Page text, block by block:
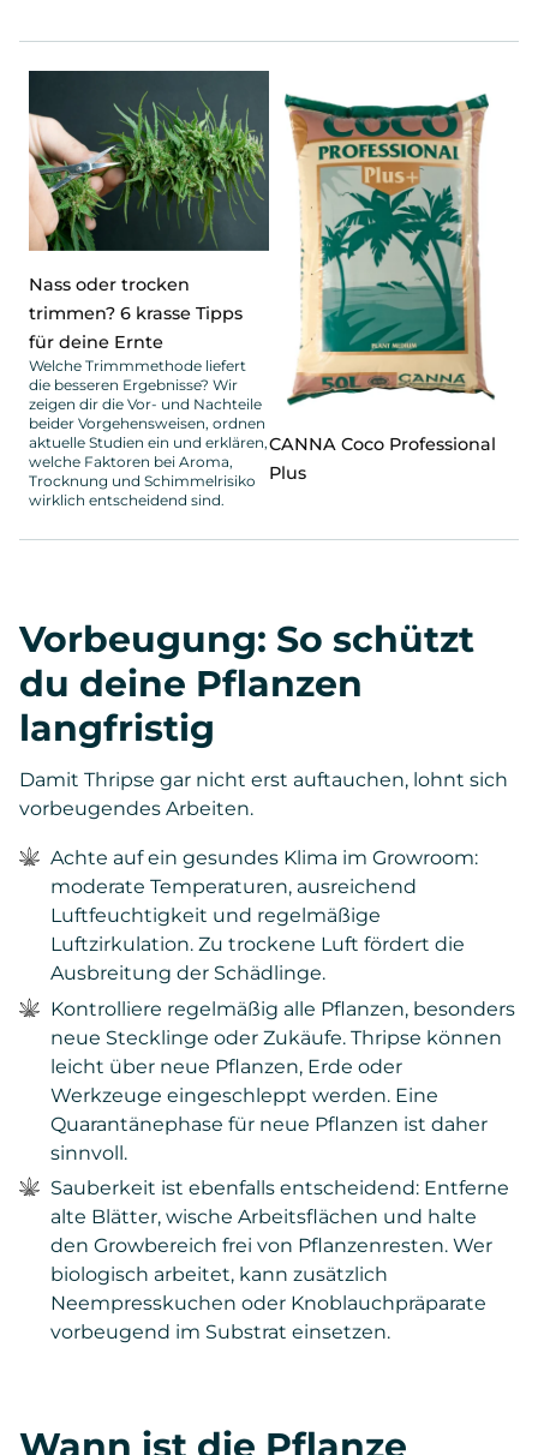
Nass oder trocken
trimmen? 6 krasse Tipps
für deine Ernte
Welche Trimmmethode liefert
die besseren Ergebnisse? Wir
zeigen dir die Vor- und Nachteile
beider Vorgehensweisen, ordnen
aktuelle Studien ein und erklären,
welche Faktoren bei Aroma,
Trocknung und Schimmelrisiko
wirklich entscheidend sind.
CANNA Coco Professional
Plus
Vorbeugung: So schützt
du deine Pflanzen
langfristig
Damit Thripse gar nicht erst auftauchen, lohnt sich
vorbeugendes Arbeiten.
Achte auf ein gesundes Klima im Growroom:
moderate Temperaturen, ausreichend
Luftfeuchtigkeit und regelmäßige
Luftzirkulation. Zu trockene Luft fördert die
Ausbreitung der Schädlinge.
Kontrolliere regelmäßig alle Pflanzen, besonders
neue Stecklinge oder Zukäufe. Thripse können
leicht über neue Pflanzen, Erde oder
Werkzeuge eingeschleppt werden. Eine
Quarantänephase für neue Pflanzen ist daher
sinnvoll.
Sauberkeit ist ebenfalls entscheidend: Entferne
alte Blätter, wische Arbeitsflächen und halte
den Growbereich frei von Pflanzenresten. Wer
biologisch arbeitet, kann zusätzlich
Neempresskuchen oder Knoblauchpräparate
vorbeugend im Substrat einsetzen.